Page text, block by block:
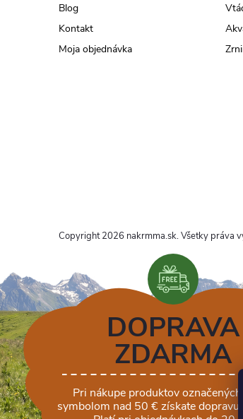
DOPRAVA
ZDARMA
Pri nákupe produktov
symbolom nad 50 € získate dopravu
Blog
Kontakt
Moja objednávka
Copyright 2026 nakrmma.sk. Všetky práva